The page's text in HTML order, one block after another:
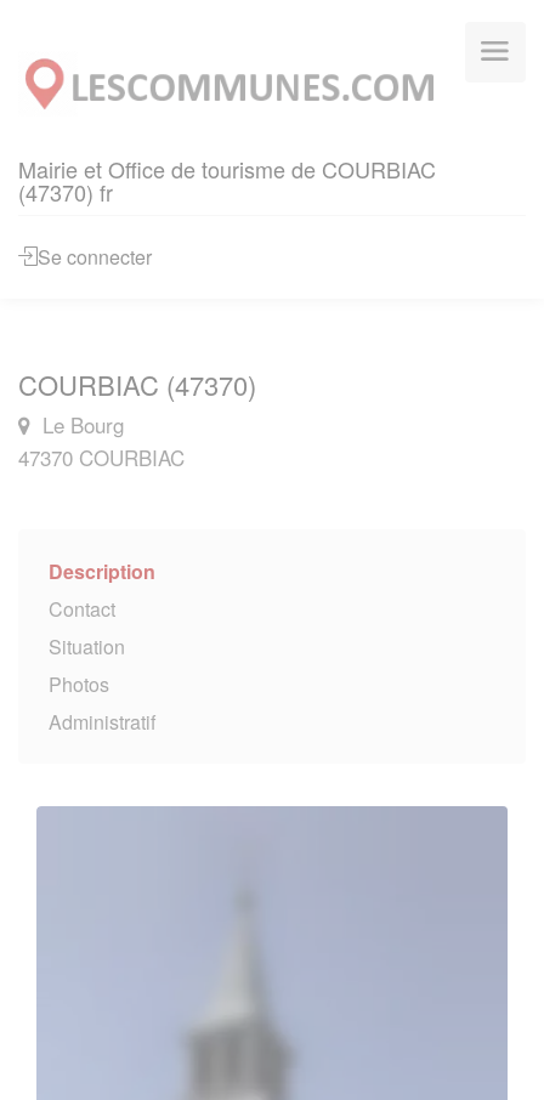
Mairie et Office de tourisme de COURBIAC
(47370) fr
Se connecter
COURBIAC (47370)
Le Bourg
47370 COURBIAC
Description
Contact
Situation
Photos
Administratif